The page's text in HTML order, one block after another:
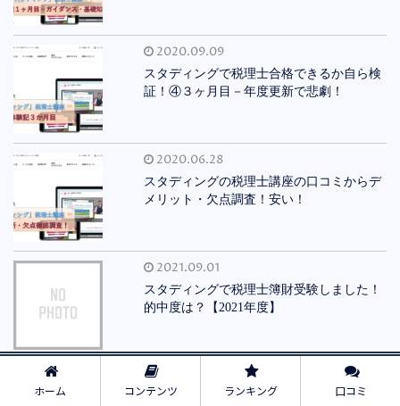
2020.09.09
スタディングで税理士合格できるか自ら検
証！④３ヶ月目－年度更新で悲劇！
2020.06.28
スタディングの税理士講座の口コミからデ
メリット・欠点調査！安い！
2021.09.01
スタディングで税理士簿財受験しました！
的中度は？【2021年度】
2020.06.28
スタディングで税理士合格できるか自ら検
ホーム コンテンツ ランキング 口コミ